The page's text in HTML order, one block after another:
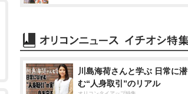
川島海荷さんと学ぶ 日常に潜
む“人身取引”のリアル